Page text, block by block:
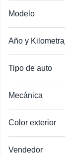
Modelo
Año y
Tipo de auto
Mecánica
Color exterior
Vendedor